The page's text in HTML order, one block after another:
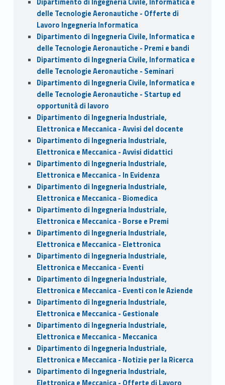
delle Tecnologie Aeronautiche - Offerte di
Lavoro Ingegneria Informatica
Dipartimento di Ingegneria Civile, Informatica e
delle Tecnologie Aeronautiche - Premi e bandi
Dipartimento di Ingegneria Civile, Informatica e
delle Tecnologie Aeronautiche - Seminari
Dipartimento di Ingegneria Civile, Informatica e
delle Tecnologie Aeronautiche - Startup ed
opportunità di lavoro
Dipartimento di Ingegneria Industriale,
Elettronica e Meccanica - Avvisi del docente
Dipartimento di Ingegneria Industriale,
Elettronica e Meccanica - Avvisi didattici
Dipartimento di Ingegneria Industriale,
Elettronica e Meccanica - In Evidenza
Dipartimento di Ingegneria Industriale,
Elettronica e Meccanica - Biomedica
Dipartimento di Ingegneria Industriale,
Elettronica e Meccanica - Borse e Premi
Dipartimento di Ingegneria Industriale,
Elettronica e Meccanica - Elettronica
Dipartimento di Ingegneria Industriale,
Elettronica e Meccanica - Eventi
Dipartimento di Ingegneria Industriale,
Elettronica e Meccanica - Eventi con le Aziende
Dipartimento di Ingegneria Industriale,
Elettronica e Meccanica - Gestionale
Dipartimento di Ingegneria Industriale,
Elettronica e Meccanica - Meccanica
Dipartimento di Ingegneria Industriale,
Elettronica e Meccanica - Notizie per la Ricerca
Dipartimento di Ingegneria Industriale,